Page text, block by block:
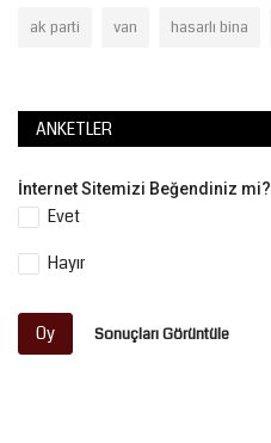
ak parti van hasarlı bina
ANKETLER
İnternet Sitemizi Beğendiniz mi?
Evet
Hayır
Oy Sonuçları Görüntüle